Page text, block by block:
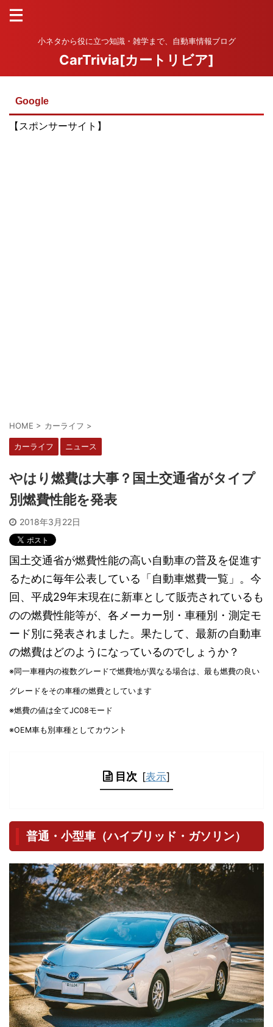
小ネタから役に立つ知識・雑学まで、自動車情報ブログ
CarTrivia[カートリビア]
Google
【スポンサーサイト】
HOME > カーライフ >
カーライフ ニュース
やはり燃費は大事？国土交通省がタイプ
別燃費性能を発表
2018年3月22日
国土交通省が燃費性能の高い自動車の普及を促進す
るために毎年公表している「自動車燃費一覧」。今
回、平成29年末現在に新車として販売されているも
のの燃費性能等が、各メーカー別・車種別・測定モ
ード別に発表されました。果たして、最新の自動車
の燃費はどのようになっているのでしょうか？
※同一車種内の複数グレードで燃費地が異なる場合は、最も燃費の良い
グレードをその車種の燃費としています
※燃費の値は全てJC08モード
※OEM車も別車種としてカウント
目次 [表示]
普通・小型車（ハイブリッド・ガソリン）